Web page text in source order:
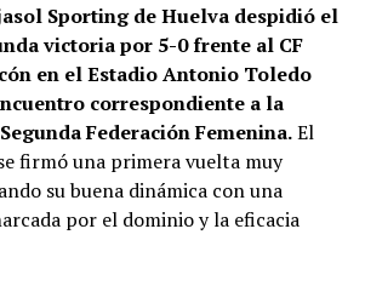
Sporting de Huelva despidió el
victoria por 5-0 frente al CF
en el Estadio Antonio Toledo
correspondiente a la
Federación Femenina.El
firmó una primera vuelta muy
su buena dinámica con una
por el dominio y la eficacia